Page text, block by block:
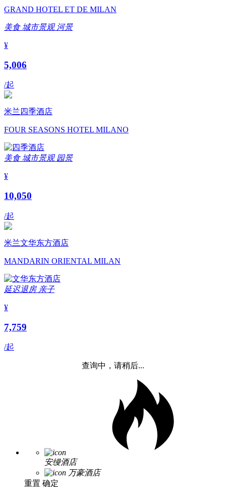
GRAND HOTEL ET DE MILAN
美食 城市景观 河景
¥
5,006
/起
米兰四季酒店
FOUR SEASONS HOTEL MILANO
美食 城市景观 园景
¥
10,050
/起
米兰文华东方酒店
MANDARIN ORIENTAL MILAN
延迟退房 亲子
¥
7,759
/起
查询中，请稍后...
安缦酒店
万豪酒店
重置 确定